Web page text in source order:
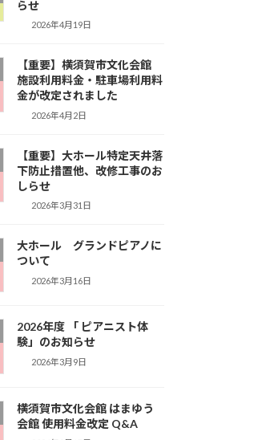
らせ
2026年4月19日
【重要】横須賀市文化会館
施設利用料金・駐車場利用料
金が改定されました
2026年4月2日
【重要】大ホール特定天井落
下防止措置他、改修工事のお
しらせ
2026年3月31日
大ホール グランドピアノに
ついて
2026年3月16日
2026年度 「 ピアニスト体
験」のお知らせ
2026年3月9日
横須賀市文化会館 はまゆう
会館 使用料金改定 Q&A